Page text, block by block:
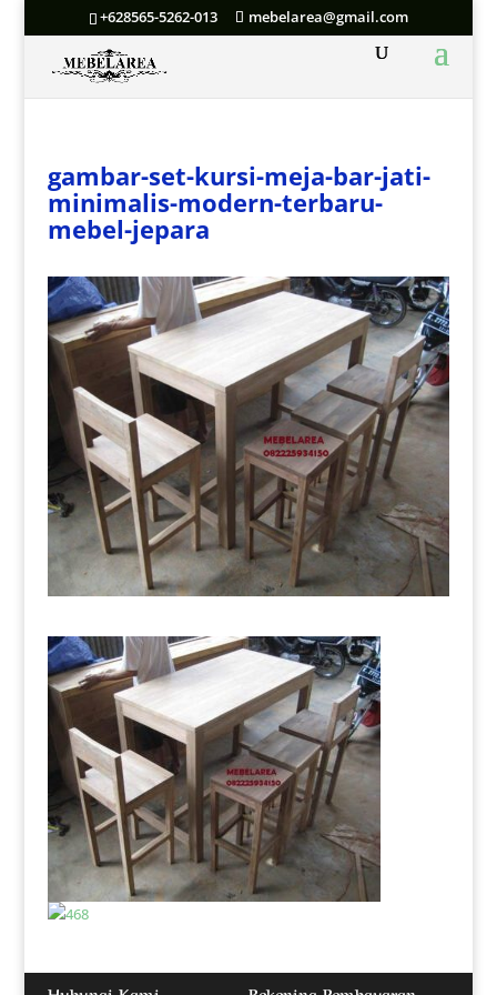
+628565-5262-013 mebelarea@gmail.com
gambar-set-kursi-meja-bar-jati-
minimalis-modern-terbaru-
mebel-jepara